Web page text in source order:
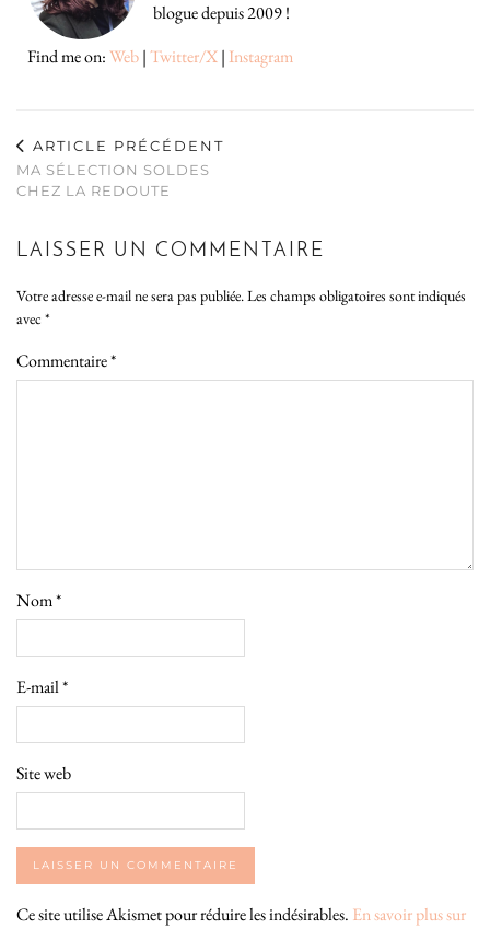
blogue depuis 2009 !
Find me on:Web|Twitter/X| Instagram
ARTICLE PRÉCÉDENT
MA SÉLECTION SOLDES
CHEZ LA REDOUTE
LAISSER UN COMMENTAIRE
Votre adresse e-mail ne sera pas publiée.Les champs obligatoires sont indiqués
avec *
Commentaire*
Nom*
E-mail*
Site web
Ce site utilise Akismet pour réduire les indésirables. En savoir plus sur